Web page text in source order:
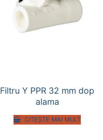
Filtru Y PPR 32 mm dop
alama
CITEȘTE MAI MULT